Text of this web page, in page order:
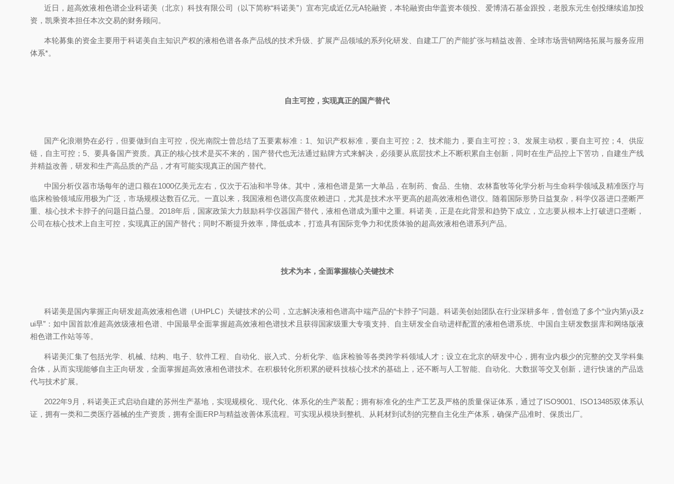
近日，超高效液相色谱企业科诺美（北京）科技有限公司（以下简称“科诺美”）宣布完成近亿元A轮融资，本轮融资由华盖资本领投、爱博清石基金跟投，老股东元生创投继续追加投
资，凯乘资本担任本次交易的财务顾问。
本轮募集的资金主要用于科诺美自主知识产权的液相色谱各条产品线的技术升级、扩展产品领域的系列化研发、自建工厂的产能扩张与精益改善、全球市场营销网络拓展与服务应用
体系*。
自主可控，实现真正的国产替代
国产化浪潮势在必行，但要做到自主可控，倪光南院士曾总结了五要素标准：1、知识产权标准，要自主可控；2、技术能力，要自主可控；3、发展主动权，要自主可控；4、供应
链，自主可控；5、要具备国产资质。真正的核心技术是买不来的，国产替代也无法通过贴牌方式来解决，必须要从底层技术上不断积累自主创新，同时在生产品控上下苦功，自建生产线
并精益改善，研发和生产高品质的产品，才有可能实现真正的国产替代。
中国分析仪器市场每年的进口额在1000亿美元左右，仅次于石油和半导体。其中，液相色谱是第一大单品，在制药、食品、生物、农林畜牧等化学分析与生命科学领域及精准医疗与
临床检验领域应用极为广泛，市场规模达数百亿元。一直以来，我国液相色谱仪高度依赖进口，尤其是技术水平更高的超高效液相色谱仪。随着国际形势日益复杂，科学仪器进口垄断严
重、核心技术卡脖子的问题日益凸显。2018年后，国家政策大力鼓励科学仪器国产替代，液相色谱成为重中之重。科诺美，正是在此背景和趋势下成立，立志要从根本上打破进口垄断，
公司在核心技术上自主可控，实现真正的国产替代；同时不断提升效率，降低成本，打造具有国际竞争力和优质体验的超高效液相色谱系列产品。
技术为本，全面掌握核心关键技术
科诺美是国内掌握正向研发超高效液相色谱（UHPLC）关键技术的公司，立志解决液相色谱高中端产品的“卡脖子”问题。科诺美创始团队在行业深耕多年，曾创造了多个“业内第yi及z
ui早”：如中国首款准超高效级液相色谱、中国最早全面掌握超高效液相色谱技术且获得国家级重大专项支持、自主研发全自动进样配置的液相色谱系统、中国自主研发数据库和网络版液
相色谱工作站等等。
科诺美汇集了包括光学、机械、结构、电子、软件工程、自动化、嵌入式、分析化学、临床检验等各类跨学科领域人才；设立在北京的研发中心，拥有业内极少的完整的交叉学科集
合体，从而实现能够自主正向研发，全面掌握超高效液相色谱技术。在积极转化所积累的硬科技核心技术的基础上，还不断与人工智能、自动化、大数据等交叉创新，进行快速的产品迭
代与技术扩展。
2022年9月，科诺美正式启动自建的苏州生产基地，实现规模化、现代化、体系化的生产装配；拥有标准化的生产工艺及严格的质量保证体系，通过了ISO9001、ISO13485双体系认
证，拥有一类和二类医疗器械的生产资质，拥有全面ERP与精益改善体系流程。可实现从模块到整机、从耗材到试剂的完整自主化生产体系，确保产品准时、保质出厂。